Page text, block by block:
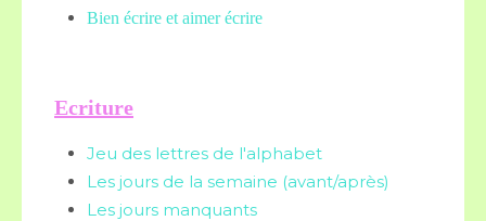
Bien écrire et aimer écrire
Ecriture
Jeu des lettres de l'alphabet
Les jours de la semaine (avant/après)
Les jours manquants